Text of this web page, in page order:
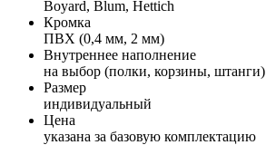
Boyard, Blum, Hettich
Кромка
ПВХ (0,4 мм, 2 мм)
Внутреннее наполнение
на выбор (полки, корзины, штанги)
Размер
индивидуальный
Цена
указана за базовую комплектацию